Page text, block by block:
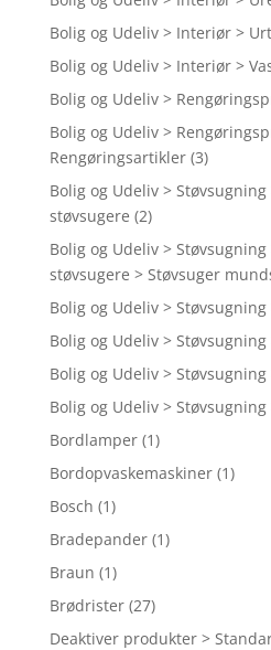
Bolig og Udeliv > Interiør >
Bolig og Udeliv > Interiør >
Bolig og Udeliv >
Bolig og Udeliv >
Rengøringsartikler (3)
Bolig og Udeliv > Støvsugning
støvsugere (2)
Bolig og Udeliv > Støvsugning
støvsugere > Støvsuger
Bolig og Udeliv >
Bolig og Udeliv >
Bolig og Udeliv > Støvsugning
Bolig og Udeliv >
Bordlamper (1)
Bordopvaskemaskiner (1)
Bosch (1)
Bradepander (1)
Braun (1)
Brødrister (27)
Deaktiver produkter >